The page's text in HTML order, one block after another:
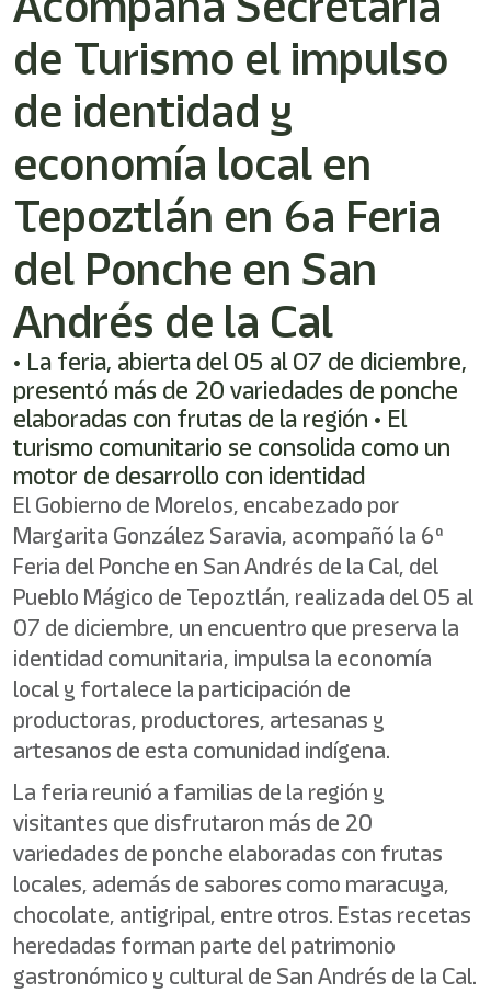
Este
acceso
directo
lector
de
pantalla
para
ayudarle
navegar
interactuar
con
contenido.
de Turismo el impulso
de identidad y
economía local en
Tepoztlán en 6a Feria
del Ponche en San
Andrés de la Cal
• ⁠La feria, abierta del 05 al 07 de diciembre,
presentó más de 20 variedades de ponche
elaboradas con frutas de la región • El
turismo comunitario se consolida como un
motor de desarrollo con identidad
El Gobierno de Morelos, encabezado por
Margarita González Saravia, acompañó la 6ª
Feria del Ponche en San Andrés de la Cal, del
Pueblo Mágico de Tepoztlán, realizada del 05 al
07 de diciembre, un encuentro que preserva la
identidad comunitaria, impulsa la economía
local y fortalece la participación de
productoras, productores, artesanas y
artesanos de esta comunidad indígena.
La feria reunió a familias de la región y
visitantes que disfrutaron más de 20
variedades de ponche elaboradas con frutas
locales, además de sabores como maracuya,
chocolate, antigripal, entre otros. Estas recetas
heredadas forman parte del patrimonio
gastronómico y cultural de San Andrés de la Cal.